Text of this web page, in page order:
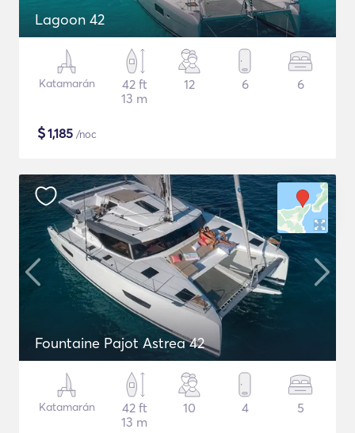
Lagoon 42
Katamarán
42 ft
13 m
12 6 6
$1,185 /noc
Fountaine Pajot Astrea 42
Katamarán
42 ft
13 m
10 4 5